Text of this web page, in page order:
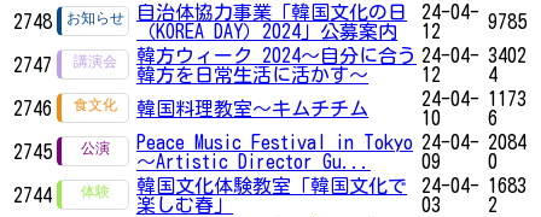
2748
自治体協力事業「韓国文化の日
（KOREA DAY）2024」公募案内
24-04-
12
9785
2747
韓方ウィーク 2024～自分に合う
韓方を日常生活に活かす～
24-04-
12
3402
4
2746
韓国料理教室～キムチチム
24-04-
10
1173
6
2745
Peace Music Festival in Tokyo
～Artistic Director Gu...
24-04-
09
2084
0
2744
韓国文化体験教室「韓国文化で
楽しむ春」
24-04-
03
1683
2